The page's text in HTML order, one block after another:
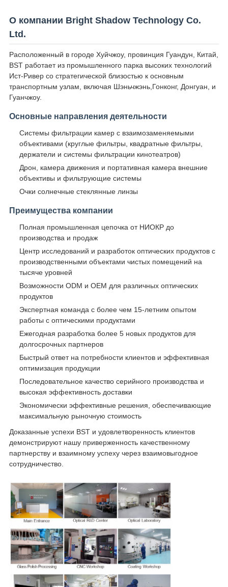
О компании Bright Shadow Technology Co.
Ltd.
Расположенный в городе Хуйчжоу, провинция Гуандун, Китай,
BST работает из промышленного парка высоких технологий
Ист-Ривер со стратегической близостью к основным
транспортным узлам, включая Шэньчжэнь,Гонконг, Донгуан, и
Гуанчжоу.
Основные направления деятельности
Системы фильтрации камер с взаимозаменяемыми
объективами (круглые фильтры, квадратные фильтры,
держатели и системы фильтрации кинотеатров)
Дрон, камера движения и портативная камера внешние
объективы и фильтрующие системы
Очки солнечные стеклянные линзы
Преимущества компании
Полная промышленная цепочка от НИОКР до
производства и продаж
Центр исследований и разработок оптических продуктов с
производственными объектами чистых помещений на
тысяче уровней
Возможности ODM и OEM для различных оптических
продуктов
Экспертная команда с более чем 15-летним опытом
работы с оптическими продуктами
Ежегодная разработка более 5 новых продуктов для
долгосрочных партнеров
Быстрый ответ на потребности клиентов и эффективная
оптимизация продукции
Последовательное качество серийного производства и
высокая эффективность доставки
Экономически эффективные решения, обеспечивающие
максимальную рыночную стоимость
Доказанные успехи BST и удовлетворенность клиентов
демонстрируют нашу приверженность качественному
партнерству и взаимному успеху через взаимовыгодное
сотрудничество.